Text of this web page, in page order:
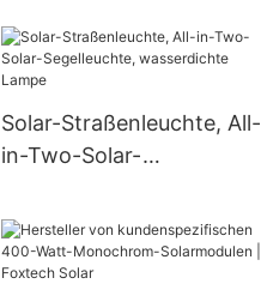
Watt 630 Watt 650 Watt
Bifaziales Modul mit Dual
Solar-Straßenleuchte, All-
in-Two-Solar-
wasserdichte Lampe